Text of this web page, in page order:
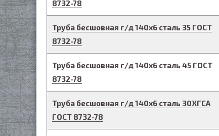
8732-78
Труба бесшовная г/д140х6 сталь 35 ГОСТ
8732-78
Труба бесшовная г/д140х6 сталь 45 ГОСТ
8732-78
Труба бесшовная г/д140х6 сталь 30ХГСА
ГОСТ 8732-78